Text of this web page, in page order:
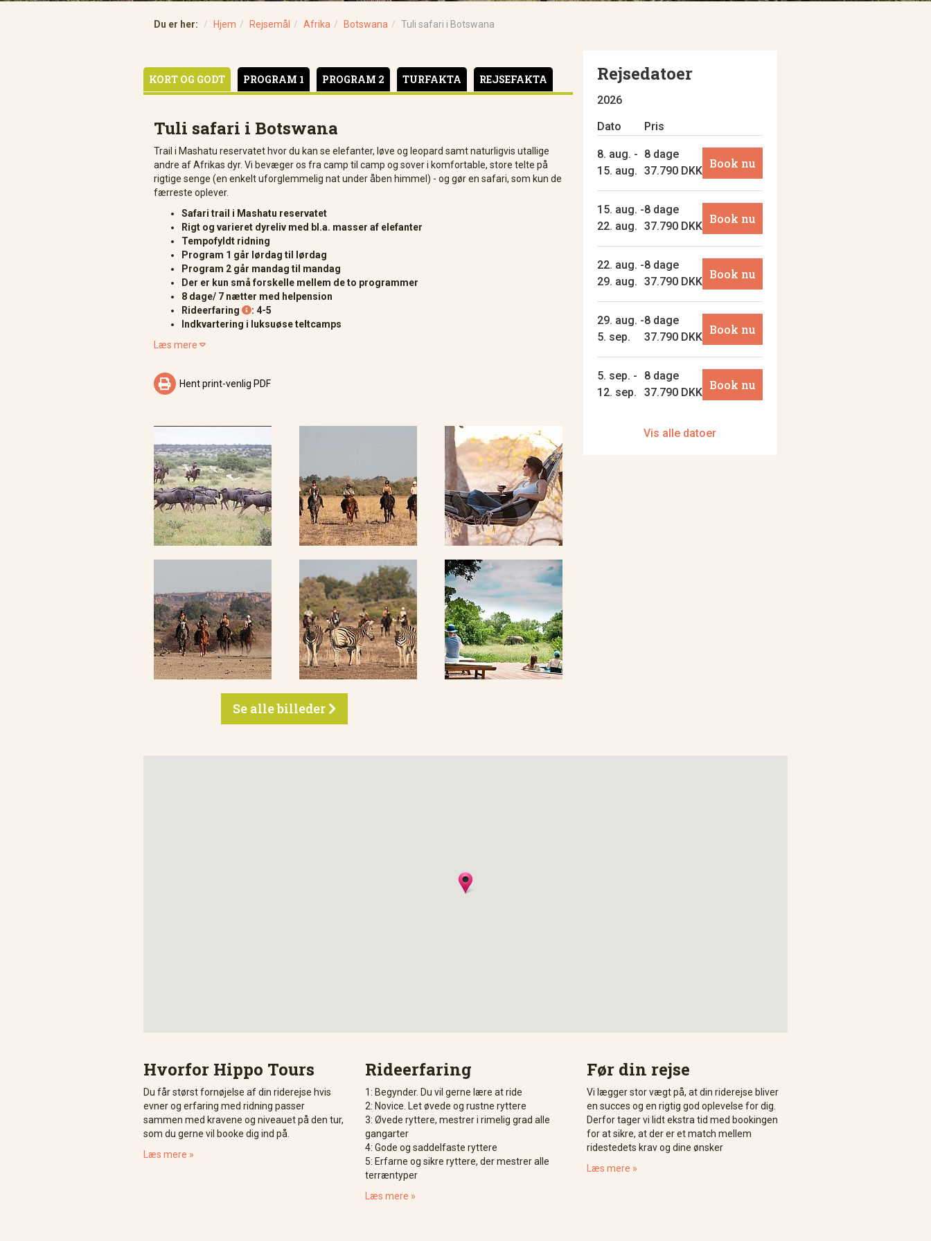
Du er her: Hjem Rejsemål Afrika Botswana Tuli safari i Botswana
KORT OG GODT PROGRAM 1 PROGRAM 2 TURFAKTA REJSEFAKTA
Tuli safari i Botswana
Trail i Mashatu reservatet hvor du kan se elefanter, løve og leopard samt naturligvis utallige
andre af Afrikas dyr. Vi bevæger os fra camp til camp og sover i komfortable, store telte på
rigtige senge (en enkelt uforglemmelig nat under åben himmel) - og gør en safari, som kun de
færreste oplever.
Safari trail i Mashatu reservatet
Rigt og varieret dyreliv med bl.a. masser af elefanter
Tempofyldt ridning
Program 1 går lørdag til lørdag
Program 2 går mandag til mandag
Der er kun små forskelle mellem de to programmer
8 dage/ 7 nætter med helpension
Rideerfaring : 4-5
Indkvartering i luksuøse teltcamps
Læs mere 
 Hent print-venlig PDF
Se alle billeder 
Rejsedatoer
2026
Dato
Pris
8. aug. -
15. aug.
8 dage
37.790 DKK
Book nu
15. aug. -
22. aug.
8 dage
37.790 DKK
Book nu
22. aug. -
29. aug.
8 dage
37.790 DKK
Book nu
29. aug. -
5. sep.
8 dage
37.790 DKK
Book nu
5. sep. -
12. sep.
8 dage
37.790 DKK
Book nu
Vis alle datoer
Hvorfor Hippo Tours
Du får størst fornøjelse af din riderejse hvis
evner og erfaring med ridning passer
sammen med kravene og niveauet på den tur,
som du gerne vil booke dig ind på.
Læs mere »
Rideerfaring
1: Begynder. Du vil gerne lære at ride
2: Novice. Let øvede og rustne ryttere
3: Øvede ryttere, mestrer i rimelig grad alle
gangarter
4: Gode og saddelfaste ryttere
5: Erfarne og sikre ryttere, der mestrer alle
terræntyper
Læs mere »
Før din rejse
Vi lægger stor vægt på, at din riderejse bliver
en succes og en rigtig god oplevelse for dig.
Derfor tager vi lidt ekstra tid med bookingen
for at sikre, at der er et match mellem
ridestedets krav og dine ønsker
Læs mere »